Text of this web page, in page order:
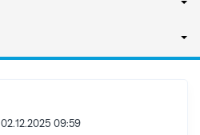
02.12.2025 09:59